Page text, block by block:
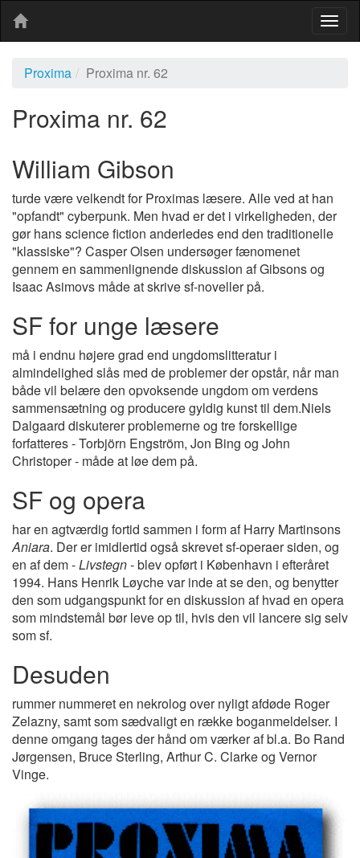
Proxima
Proxima nr. 62
Proxima nr. 62
William Gibson
turde være velkendt for Proximas læsere. Alle ved at han
"opfandt" cyberpunk. Men hvad er det i virkeligheden, der
gør hans science fiction anderledes end den traditionelle
"klassiske"? Casper Olsen undersøger fænomenet
gennem en sammenlignende diskussion af Gibsons og
Isaac Asimovs måde at skrive sf-noveller på.
SF for unge læsere
må i endnu højere grad end ungdomslitteratur i
almindelighed slås med de problemer der opstår, når man
både vil belære den opvoksende ungdom om verdens
sammensætning og producere gyldig kunst til dem.Niels
Dalgaard diskuterer problemerne og tre forskellige
forfatteres - Torbjörn Engström, Jon Bing og John
Christoper - måde at løe dem på.
SF og opera
har en agtværdig fortid sammen i form af Harry Martinsons
Aniara. Der er imidlertid også skrevet sf-operaer siden, og
en af dem -Livstegn- blev opført i København i efteråret
1994. Hans Henrik Løyche var inde at se den, og benytter
den som udgangspunkt for en diskussion af hvad en opera
som mindstemål bør leve op til, hvis den vil lancere sig selv
som sf.
Desuden
rummer nummeret en nekrolog over nyligt afdøde Roger
Zelazny, samt som sædvaligt en række boganmeldelser. I
denne omgang tages der hånd om værker af bl.a. Bo Rand
Jørgensen, Bruce Sterling, Arthur C. Clarke og Vernor
Vinge.